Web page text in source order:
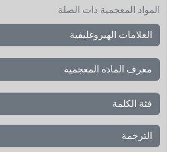
المواد المعجمية ذات الصلة
العلامات الهيروغليفية
معرف المادة المعجمية
فئة الكلمة
الترجمة